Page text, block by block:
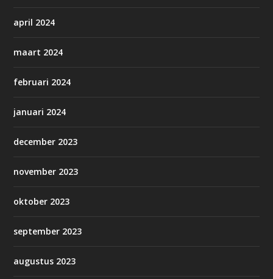
april 2024
maart 2024
februari 2024
januari 2024
december 2023
november 2023
oktober 2023
september 2023
augustus 2023